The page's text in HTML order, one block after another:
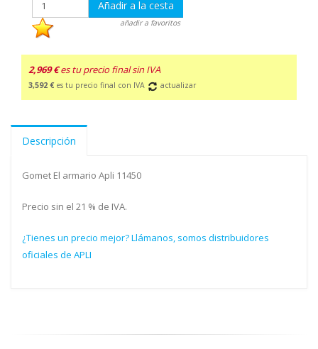
Añadir a la cesta
añadir a favoritos
2,969 € es tu precio final sin IVA
3,592 € es tu precio final con IVA actualizar
Descripción
Gomet El armario Apli 11450
Precio sin el 21 % de IVA.
¿Tienes un precio mejor? Llámanos, somos distribuidores
oficiales de APLI